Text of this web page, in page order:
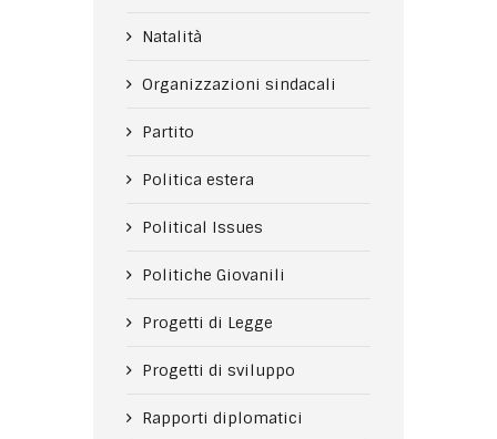
Natalità
Organizzazioni sindacali
Partito
Politica estera
Political Issues
Politiche Giovanili
Progetti di Legge
Progetti di sviluppo
Rapporti diplomatici